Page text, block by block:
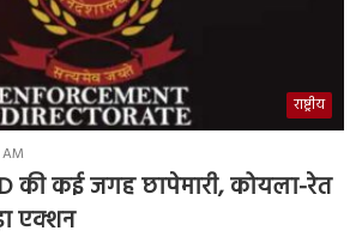
राष्ट्रीय
की कई जगह छापेमारी, कोयला-रेत
एक्शन